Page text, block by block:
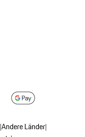
|Andere Länder|